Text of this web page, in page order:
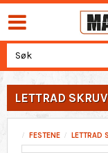
LETTRAD SKRUV
FESTENE LETTRAD